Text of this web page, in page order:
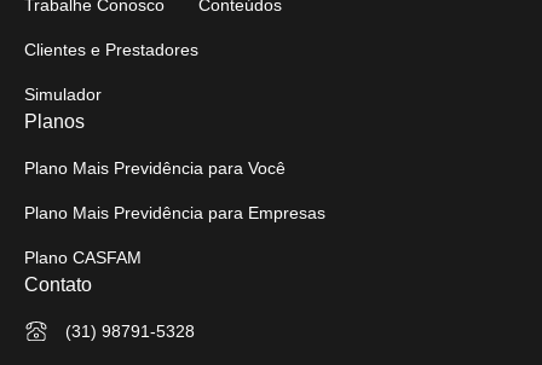
Trabalhe Conosco
Clientes e Prestadores
Simulador
Conteúdos
Planos
Plano Mais Previdência para Você
Plano Mais Previdência para Empresas
Plano CASFAM
Contato
(31) 98791-5328